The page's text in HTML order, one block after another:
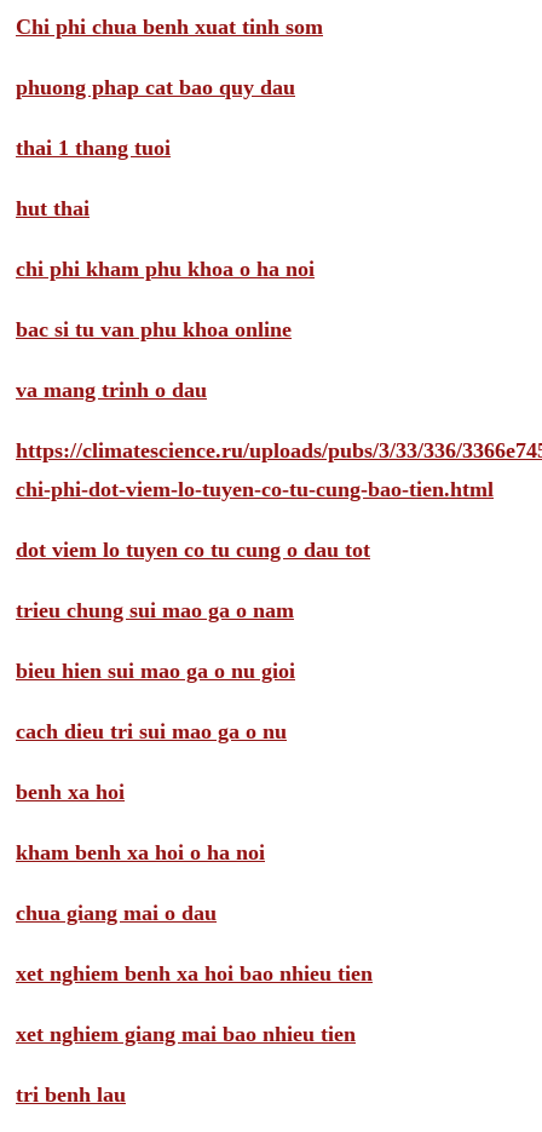
Chi phi chua benh xuat tinh som
phuong phap cat bao quy dau
thai 1 thang tuoi
hut thai
chi phi kham phu khoa o ha noi
bac si tu van phu khoa online
va mang trinh o dau
https://climatescience.ru/uploads/pubs/3/33/336/
chi-phi-dot-viem-lo-tuyen-co-tu-cung-bao-tien.html
dot viem lo tuyen co tu cung o dau tot
trieu chung sui mao ga o nam
bieu hien sui mao ga o nu gioi
cach dieu tri sui mao ga o nu
benh xa hoi
kham benh xa hoi o ha noi
chua giang mai o dau
xet nghiem benh xa hoi bao nhieu tien
xet nghiem giang mai bao nhieu tien
tri benh lau